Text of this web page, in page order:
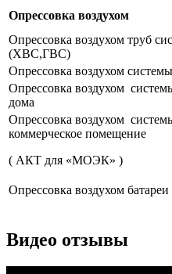
Опрессовка воздухом
Опрессовка воздухом труб
(ХВС,ГВС)
Опрессовка воздухом
Опрессовка воздухом
дома
Опрессовка воздухом
коммерческое помещение
( АКТ для «МОЭК» )
Опрессовка воздухом батареи
Видео отзывы